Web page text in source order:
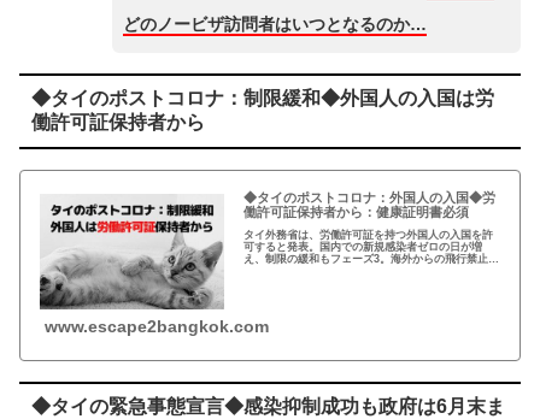
どのノービザ訪問者はいつとなるのか…
◆タイのポストコロナ：制限緩和◆外国人の入国は労
働許可証保持者から
◆タイのポストコロナ：外国人の入国◆労
働許可証保持者から：健康証明書必須
タイ外務省は、労働許可証を持つ外国人の入国を許
可すると発表。国内での新規感染者ゼロの日が増
え、制限の緩和もフェーズ3。海外からの飛行禁止も
www.escape2bangkok.com
◆タイの緊急事態宣言◆感染抑制成功も政府は6月末ま